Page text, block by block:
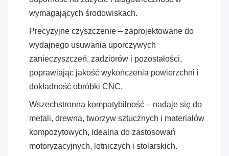
wymagających środowiskach.
Precyzyjne czyszczenie – zaprojektowane do
wydajnego usuwania uporczywych
zanieczyszczeń, zadziorów i pozostałości,
poprawiając jakość wykończenia powierzchni i
dokładność obróbki CNC.
Wszechstronna kompatybilność – nadaje się do
metali, drewna, tworzyw sztucznych i materiałów
kompozytowych, idealna do zastosowań
motoryzacyjnych, lotniczych i stolarskich.